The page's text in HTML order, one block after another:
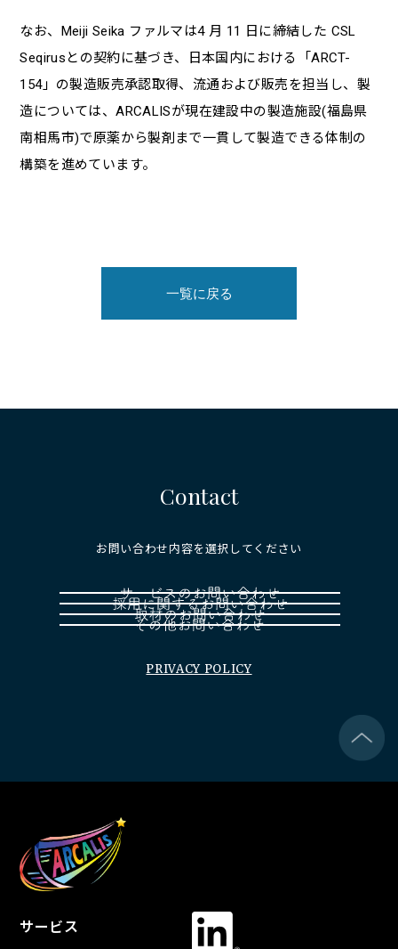
なお、Meiji Seika ファルマは4 月 11 日に締結した CSL
Seqirusとの契約に基づき、日本国内における「ARCT-
154」の製造販売承認取得、流通および販売を担当し、製
造については、ARCALISが現在建設中の製造施設(福島県
南相馬市)で原薬から製剤まで一貫して製造できる体制の
構築を進めています。
一覧に戻る
Contact
お問い合わせ内容を選択してください
PRIVACY POLICY
サービス